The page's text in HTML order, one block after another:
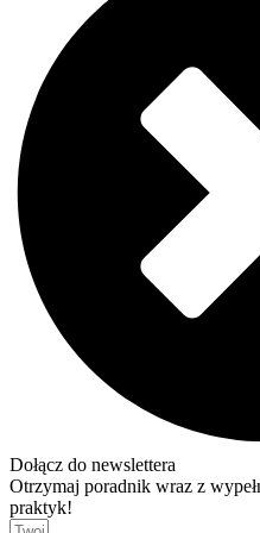
Dołącz do newslettera
Otrzymaj poradnik wraz z
praktyk!